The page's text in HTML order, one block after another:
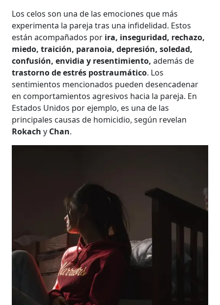
Los celos son una de las emociones que más
experimenta la pareja tras una infidelidad. Estos
están acompañados por ira, inseguridad, rechazo,
miedo, traición, paranoia, depresión, soledad,
confusión, envidia y resentimiento, además de
trastorno de estrés postraumático. Los
sentimientos mencionados pueden desencadenar
en comportamientos agresivos hacia la pareja. En
Estados Unidos por ejemplo, es una de las
principales causas de homicidio, según revelan
Rokach y Chan.